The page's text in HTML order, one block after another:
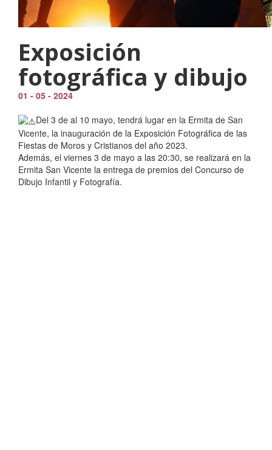
Exposición
fotográfica y dibujo
01 - 05 - 2024
Del 3 de al 10 mayo, tendrá lugar en la Ermita de San
Vicente, la inauguración de la Exposición Fotográfica de las
Fiestas de Moros y Cristianos del año 2023.
Además, el viernes 3 de mayo a las 20:30, se realizará en la
Ermita San Vicente la entrega de premios del Concurso de
Dibujo Infantil y Fotografía.